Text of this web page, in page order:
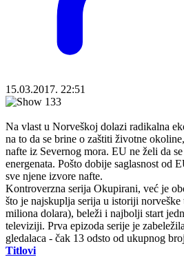
15.03.2017. 22:51
Na vlast u Norveškoj dolazi radikalna
na to da se brine o zaštiti životne
nafte iz Severnog mora. EU ne želi da
energenata. Pošto dobije saglasnost od
sve njene izvore nafte.
Kontroverzna serija Okupirani, već je
što je najskuplja serija u istoriji
miliona dolara), beleži i najbolji start
televiziji. Prva epizoda serije je
gledalaca - čak 13 odsto od ukupnog
Titlovi